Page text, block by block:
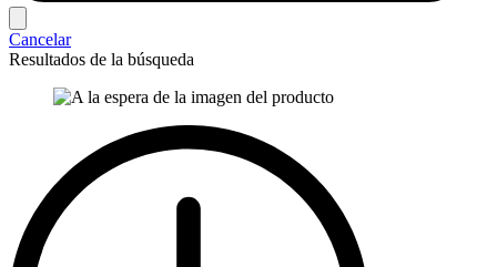
Cancelar
Resultados de la búsqueda